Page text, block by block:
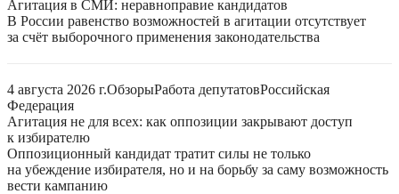
Агитация в СМИ: неравноправие кандидатов
В России равенство возможностей в агитации отсутствует
за счёт выборочного применения законодательства
4 августа 2026 г.ОбзорыРабота депутатовРоссийская
Федерация
Агитация не для всех: как оппозиции закрывают доступ
к избирателю
Оппозиционный кандидат тратит силы не только
на убеждение избирателя, но и на борьбу за саму возможность
вести кампанию